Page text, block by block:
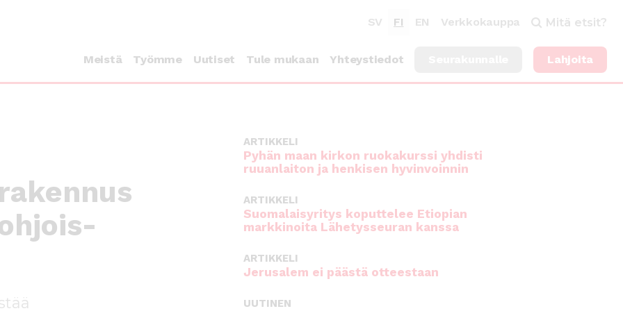
SV FI EN Verkkokauppa Mitä etsit?
Meistä Työmme Uutiset Tule mukaan Yhteystiedot Lahjoita
ARTIKKELI
Pyhän maan kirkon ruokakurssi yhdisti
ruuanlaiton ja henkisen hyvinvoinnin
ARTIKKELI
Suomalaisyritys koputtelee Etiopian
markkinoita Lähetysseuran kanssa
ARTIKKELI
Jerusalem ei päästä otteestaan
UUTINEN